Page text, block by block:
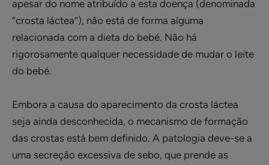
apesar do nome atribuído a esta doença (denominada
“crosta láctea”), não está de forma alguma
relacionada com a dieta do bebé. Não há
rigorosamente qualquer necessidade de mudar o leite
do bebé.
Embora a causa do aparecimento da crosta láctea
seja ainda desconhecida, o mecanismo de formação
das crostas está bem definido. A patologia deve-se a
uma secreção excessiva de sebo, que prende as